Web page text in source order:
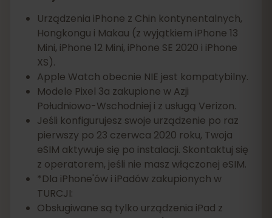
Urządzenia iPhone z Chin kontynentalnych,
Hongkongu i Makau (z wyjątkiem iPhone 13
Mini, iPhone 12 Mini, iPhone SE 2020 i iPhone
XS).
Apple Watch obecnie NIE jest kompatybilny.
Modele Pixel 3a zakupione w Azji
Południowo-Wschodniej i z usługą Verizon.
Jeśli konfigurujesz swoje urządzenie po raz
pierwszy po 23 czerwca 2020 roku, Twoja
eSIM aktywuje się po instalacji. Skontaktuj się
z operatorem, jeśli nie masz włączonej eSIM.
*Dla iPhone'ów i iPadów zakupionych w
TURCJI:
Obsługiwane są tylko urządzenia iPad z